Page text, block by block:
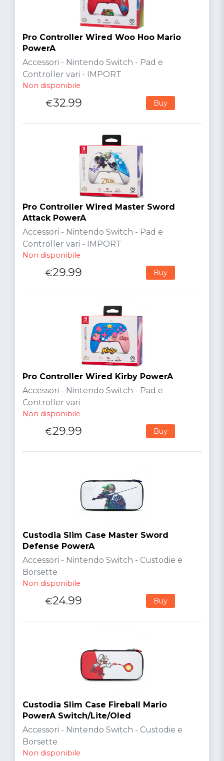
Pro Controller Wired Woo Hoo Mario
PowerA
Accessori - Nintendo Switch - Pad e
Controller vari - IMPORT
Non disponibile
€32.99 Buy
Pro Controller Wired Master Sword
Attack PowerA
Accessori - Nintendo Switch - Pad e
Controller vari - IMPORT
Non disponibile
€29.99 Buy
Pro Controller Wired Kirby PowerA
Accessori - Nintendo Switch - Pad e
Controller vari
Non disponibile
€29.99 Buy
Custodia Slim Case Master Sword
Defense PowerA
Accessori - Nintendo Switch - Custodie e
Borsette
Non disponibile
€24.99 Buy
Custodia Slim Case Fireball Mario
PowerA Switch/Lite/Oled
Accessori - Nintendo Switch - Custodie e
Borsette
Non disponibile